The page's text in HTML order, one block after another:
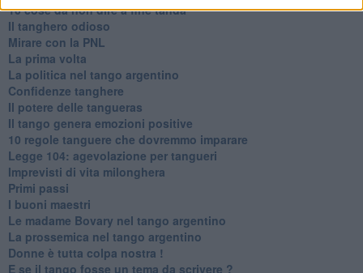
10 cose da non dire a fine tanda
Il tanghero odioso
Mirare con la PNL
La prima volta
La politica nel tango argentino
Confidenze tanghere
Il potere delle tangueras
Il tango genera emozioni positive
10 regole tanguere che dovremmo imparare
Legge 104: agevolazione per tangueri
Imprevisti di vita milonghera
Primi passi
I buoni maestri
Le madame Bovary nel tango argentino
La prossemica nel tango argentino
Donne è tutta colpa nostra !
E se il tango fosse un tema da scrivere ?